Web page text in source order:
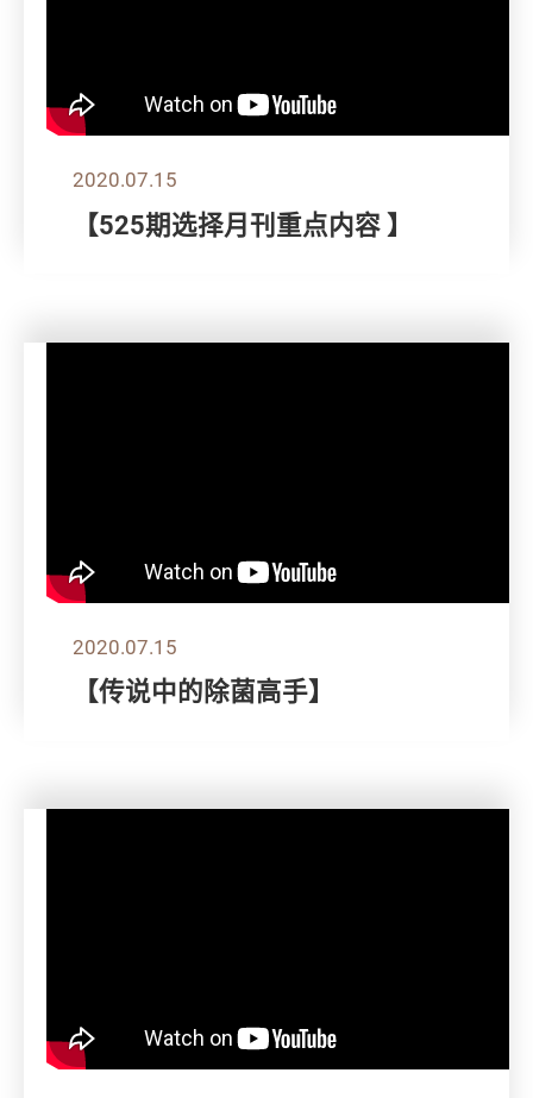
2020.07.15
【525期选择月刊重点内容 】
2020.07.15
【传说中的除菌高手】